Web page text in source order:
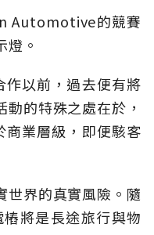
Automotive的競賽
。
以前，過去便有將
的特殊之處在於，
業層級，即便駭客
世界的真實風險。隨
將是長途旅行與物